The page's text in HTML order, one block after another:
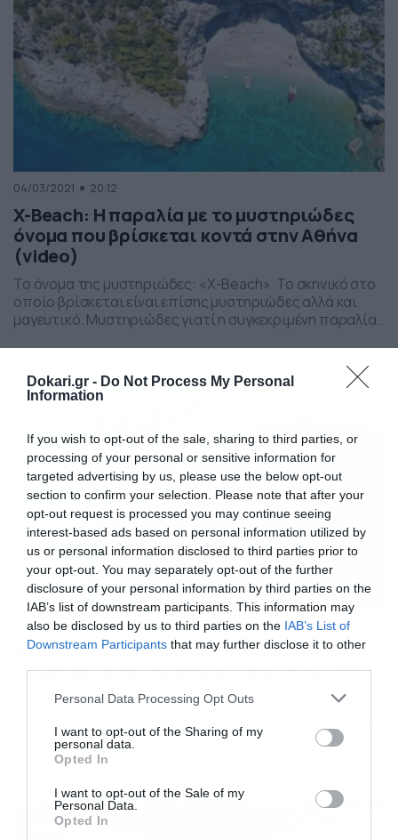
Dokari.gr - Do Not Process My Personal
Information
If you wish to opt-out of the sale, sharing to third parties, or
processing of your personal or sensitive information for
targeted advertising by us, please use the below opt-out
section to confirm your selection. Please note that after your
opt-out request is processed you may continue seeing
interest-based ads based on personal information utilized by
us or personal information disclosed to third parties prior to
your opt-out. You may separately opt-out of the further
disclosure of your personal information by third parties on the
IAB’s list of downstream participants. This information may
also be disclosed by us to third parties on the IAB’s List of
Downstream Participants that may further disclose it to other
Please note that this website/app uses one or more Google
not limited to your visit or usage behaviour. You may click to
grant or deny consent to Google and its third-party tags to
use your data for below specified purposes in below Google
consent section.
Personal Data Processing Opt Outs
I want to opt-out of the Sharing of my
personal data.
Opted In
I want to opt-out of the Sale of my
Personal Data.
Opted In
04/03/2021 20:12
X-Beach: Η παραλία με το μυστηριώδες
όνομα που βρίσκεται κοντά στην Αθήνα
(video)
Το όνομα της μυστηριώδες: «X-Beach». Το σκηνικό στο
οποίο βρίσκεται είναι επίσης μυστηριώδες αλλά και
μαγευτικό. Μυστηριώδες γιατί η συγκεκριμένη παραλία
έχει ανοιχτόχρωμα νερά, άσπρη άμμο και μικρά
βότσαλα, βαθαίνει απότομα και περιβάλλεται από
18/02/2021 22:42
Η άγνωστη παραλία με τον περίεργο
κυματοθράστη σε σχήμα «μπανάνας» λίγο
έξω από την Αθήνα
Δύο ώρες μακριά από την Αθήνα Πετάμε πάνω από μία
πανέμορφη παραλία, περίπου 2 ώρες από την Αθήνα,
στους Ζάρακες της Νότιας Εύβοιας. Στο παρελθόν ήταν
Αιγαίου Πελάγους, που την χτυπούσαν αλύπητα με
αποτέλεσμα να απομακρυνθεί η άμμος και να γίνει
βραχώδης. Για πολλά χρόνια αυτή ήταν η […]